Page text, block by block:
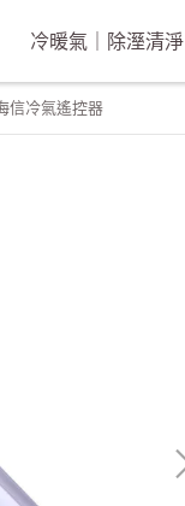
冷暖氣｜除溼清淨
信冷氣遙控器